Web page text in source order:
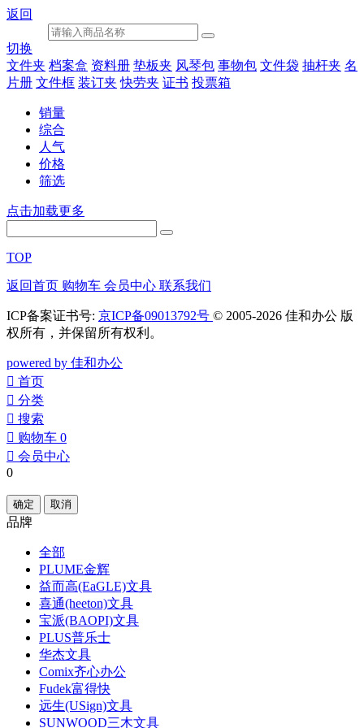
返回
切换
文件夹 档案盒 资料册 垫板夹 风琴包 事物包 文件袋 抽杆夹 名
片册 文件框 装订夹 快劳夹 证书 投票箱
销量
综合
人气
价格
筛选
点击加载更多
TOP
返回首页 购物车 会员中心 联系我们
ICP备案证书号: 京ICP备09013792号 © 2005-2026 佳和办公 版
权所有，并保留所有权利。
powered by 佳和办公
󰀁 首页
󰀂 分类
󰀃 搜索
󰀄 购物车 0
󰀅 会员中心
0
确定 取消
品牌
全部
PLUME金辉
益而高(EaGLE)文具
喜通(heeton)文具
宝派(BAOPI)文具
PLUS普乐士
华杰文具
Comix齐心办公
Fudek富得快
远生(USign)文具
SUNWOOD三木文具